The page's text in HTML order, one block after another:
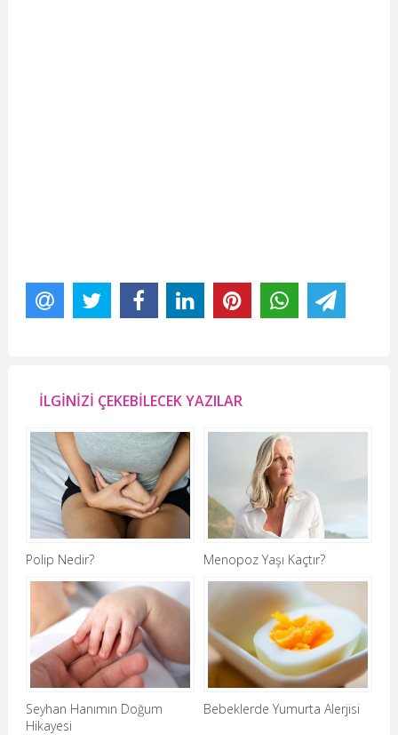
İLGİNİZİ ÇEKEBİLECEK YAZILAR
Polip Nedir? Menopoz Yaşı Kaçtır?
Seyhan Hanımın Doğum
Hikayesi
Bebeklerde Yumurta Alerjisi